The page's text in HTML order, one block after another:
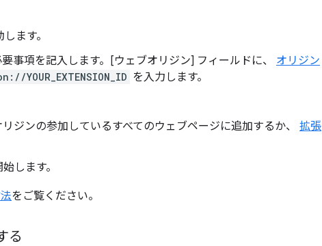
ます。
事項を記入します。[ウェブオリジン] フィールドに、 オリジン
YOUR_EXTENSION_ID を入力します。
ジンの参加しているすべてのウェブページに追加するか、 拡張
します。
をご覧ください。
る